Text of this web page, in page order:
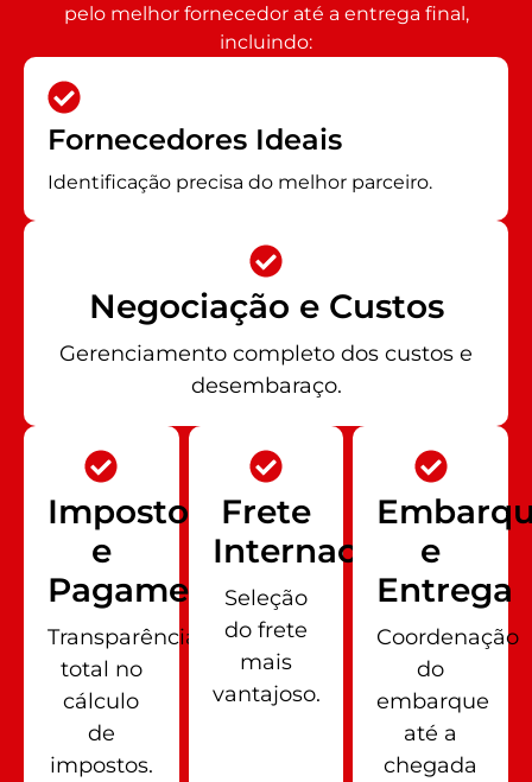
pelo melhor fornecedor até a entrega final,
incluindo:
Fornecedores Ideais
Identificação precisa do melhor parceiro.
Negociação e Custos
Gerenciamento completo dos custos e
desembaraço.
Impostos
e
Pagamentos
Transparência
total no
cálculo
de
impostos.
Frete
Internacional
Seleção
do frete
mais
vantajoso.
e
Entrega
Coordenação
do
embarque
até a
chegada